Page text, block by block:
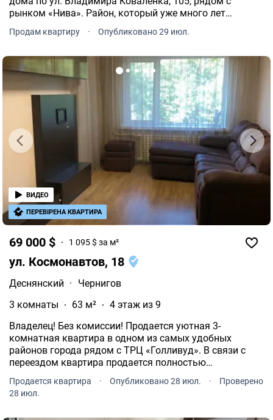
рынком «Нива». Район, который уже много лет
инфраструктуре и удобному транспортному
Продам квартиру · Опубликовано 29 июл.
69 000 $ 1 095 $ за м²
ул. Космонавтов, 18
Деснянский ·
Чернигов
3 комнаты
63 м²
4 этаж из 9
Владелец! Без комиссии! Продается уютная 3-
комнатная квартира в одном из самых удобных
районов города рядом с ТРЦ «Голливуд». В связи с
переездом квартира продается полностью
текстиль, которые вы видите на фото, остаются новым
владельцам.
Продается квартира · Опубликовано 28 июл. ·
Проверено
28 июл.
ВИДЕО
ПЕРЕВІРЕНА КВАРТИРА